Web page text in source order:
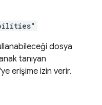
dosya
tanıyan
erişime izin verir.